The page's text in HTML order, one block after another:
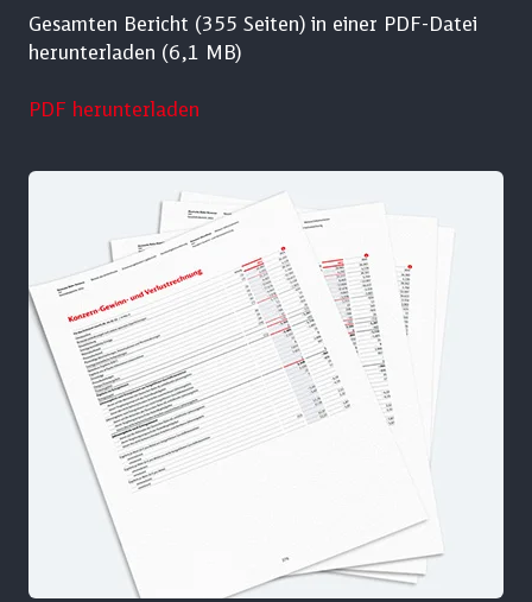
Gesamten Bericht (355 Seiten) in einer PDF-Datei
herunterladen (6,1 MB)
PDF herunterladen